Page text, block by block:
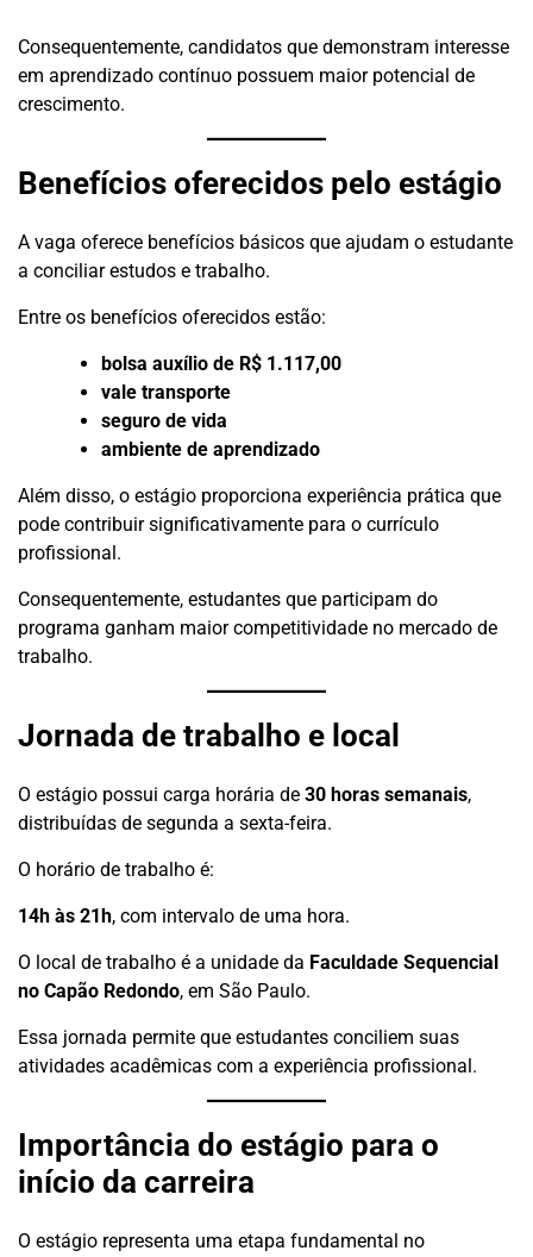
Consequentemente, candidatos que demonstram interesse
em aprendizado contínuo possuem maior potencial de
crescimento.
Benefícios oferecidos pelo estágio
A vaga oferece benefícios básicos que ajudam o estudante
a conciliar estudos e trabalho.
Entre os benefícios oferecidos estão:
bolsa auxílio de R$ 1.117,00
vale transporte
seguro de vida
ambiente de aprendizado
Além disso, o estágio proporciona experiência prática que
pode contribuir significativamente para o currículo
profissional.
Consequentemente, estudantes que participam do
programa ganham maior competitividade no mercado de
trabalho.
Jornada de trabalho e local
O estágio possui carga horária de 30 horas semanais,
distribuídas de segunda a sexta-feira.
O horário de trabalho é:
14h às 21h, com intervalo de uma hora.
O local de trabalho é a unidade da Faculdade Sequencial
no Capão Redondo, em São Paulo.
Essa jornada permite que estudantes conciliem suas
atividades acadêmicas com a experiência profissional.
Importância do estágio para o
início da carreira
O estágio representa uma etapa fundamental no